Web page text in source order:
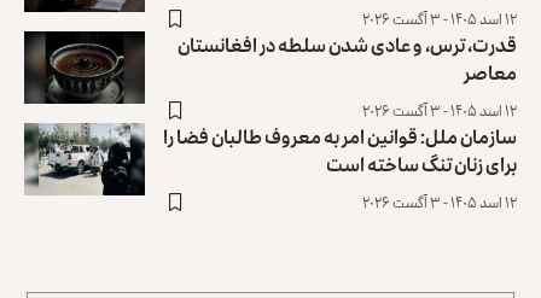
۱۲ اسد ۱۴۰۵ - ۳ آگست ۲۰۲۶
قدرت، ترس، و عادی ‌شدن سلطه در افغانستان
معاصر
۱۲ اسد ۱۴۰۵ - ۳ آگست ۲۰۲۶
سازمان ملل: قوانین امر به معروف طالبان فضا را
برای زنان تنگ ساخته است
۱۲ اسد ۱۴۰۵ - ۳ آگست ۲۰۲۶